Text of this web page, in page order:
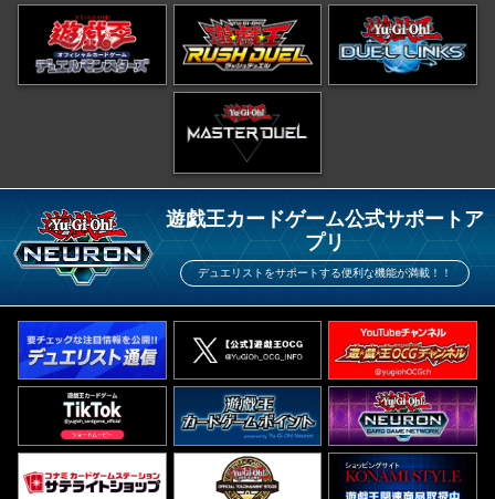
遊戯王カードゲーム公式サポートア
プリ
デュエリストをサポートする便利な機能が満載！！